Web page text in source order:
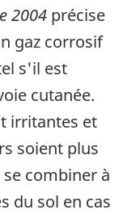
2004 précise
gaz corrosif
s'il est
cutanée.
irritantes et
soient plus
combiner à
du sol en cas